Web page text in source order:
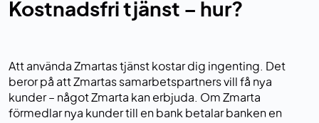
Kostnadsfri tjänst – hur?
Att använda Zmartas tjänst kostar dig ingenting. Det
beror på att Zmartas samarbetspartners vill få nya
kunder – något Zmarta kan erbjuda. Om Zmarta
förmedlar nya kunder till en bank betalar banken en